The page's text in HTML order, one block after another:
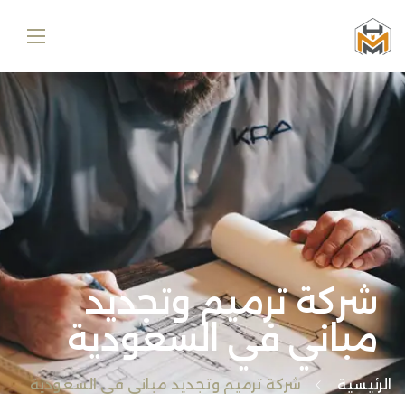
شركة ترميم وتجديد
مباني في السعودية
الرئيسية شركة ترميم وتجديد مباني في السعودية